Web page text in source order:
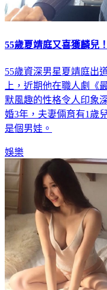
55歲夏靖庭又喜獲麟兒
55歲資深男星夏靖庭出
上，近期他在職人劇《
默風趣的性格令人印象
婚3年，夫妻倆育有1歲
是個男娃。
娛樂